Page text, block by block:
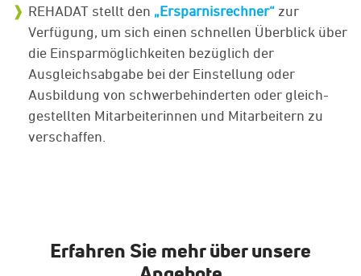
REHADAT stellt den „Ersparnis­rechner“ zur
Verfügung, um sich einen schnellen Überblick über
die Einspar­möglichkeiten bezüglich der
Ausgleichsabgabe bei der Einstellung oder
Ausbildung von schwer­behinderten oder gleich­
gestellten Mitarbeiterinnen und Mitarbeitern zu
verschaffen.
Erfahren Sie mehr über unsere